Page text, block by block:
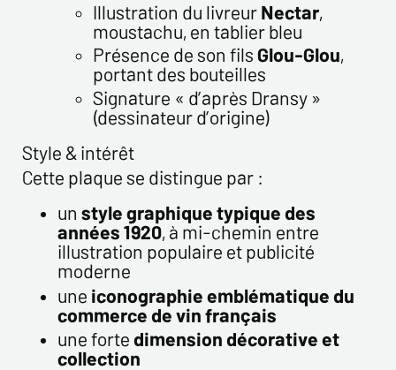
enregistrées dans un fichier informatisé par ESTAMPE
MODERNE & SPORTIVE pour la gestion des achats et la gestion
de notre clientèle. Elles sont conservées pendant 3 ans et sont
destinées au service commercial. Conformément à la loi «
informatique et libertés », vous pouvez exercer votre droit
d'accès aux données vous concernant et les faire rectifier en
nous contactant. Nous vous informons de l’existence de la
liste d'opposition au démarchage téléphonique « Bloctel »,
sur laquelle vous pouvez vous inscrire ici :
https://conso.bloctel.fr/
En cochant cette case, j'accepte que les
informations saisies dans ce formulaire soient
utilisées pour me contacter dans le cadre de cet
échange commercial.
En cochant cette case, j'accepte de recevoir des
Lettres d'information de votre part concernant
votre activités.
Illustration du livreurNectar,
moustachu, en tablier bleu
Présence de son filsGlou-Glou,
portant des bouteilles
Signature « d’après Dransy »
(dessinateur d’origine)
Style & intérêt
Cette plaque se distingue par :
un style graphique typique des
années 1920, à mi-chemin entre
illustration populaire et publicité
moderne
une iconographie emblématique du
commerce de vin français
une fortedimension décorative et
collection